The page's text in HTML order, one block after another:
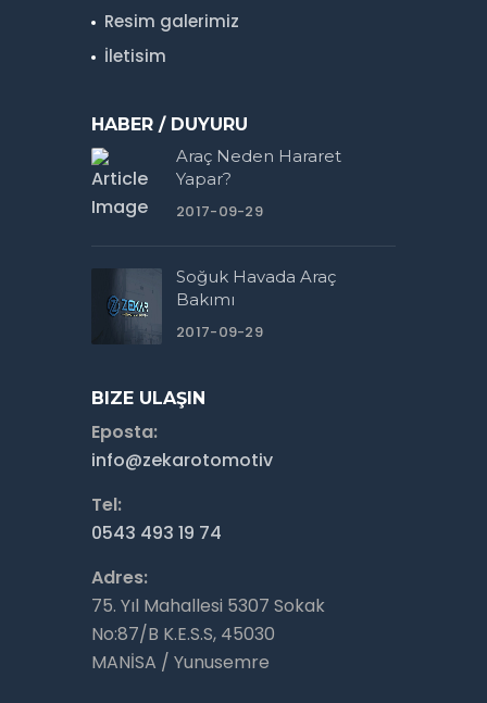
Resim galerimiz
İletisim
HABER / DUYURU
Araç Neden Hararet
Yapar?
2017-09-29
Soğuk Havada Araç
Bakımı
2017-09-29
BIZE ULAŞIN
Eposta:
info@zekarotomotiv
Tel:
0543 493 19 74
Adres:
75. Yıl Mahallesi 5307 Sokak
No:87/B K.E.S.S, 45030
MANİSA / Yunusemre